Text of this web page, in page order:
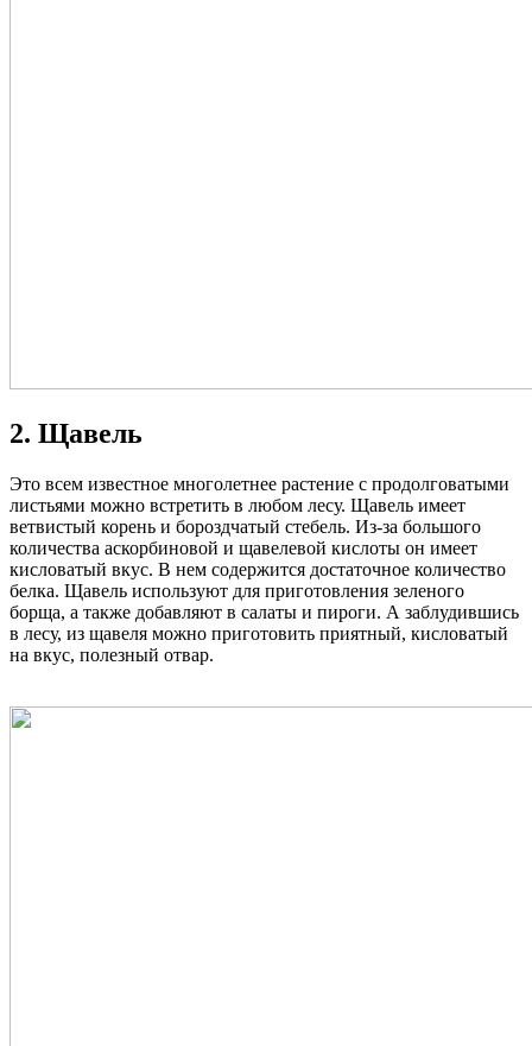
2. Щавель
Это всем известное многолетнее растение с продолговатыми
листьями можно встретить в любом лесу. Щавель имеет
ветвистый корень и бороздчатый стебель. Из-за большого
количества аскорбиновой и щавелевой кислоты он имеет
кисловатый вкус. В нем содержится достаточное количество
белка. Щавель используют для приготовления зеленого
борща, а также добавляют в салаты и пироги. А заблудившись
в лесу, из щавеля можно приготовить приятный, кисловатый
на вкус, полезный отвар.